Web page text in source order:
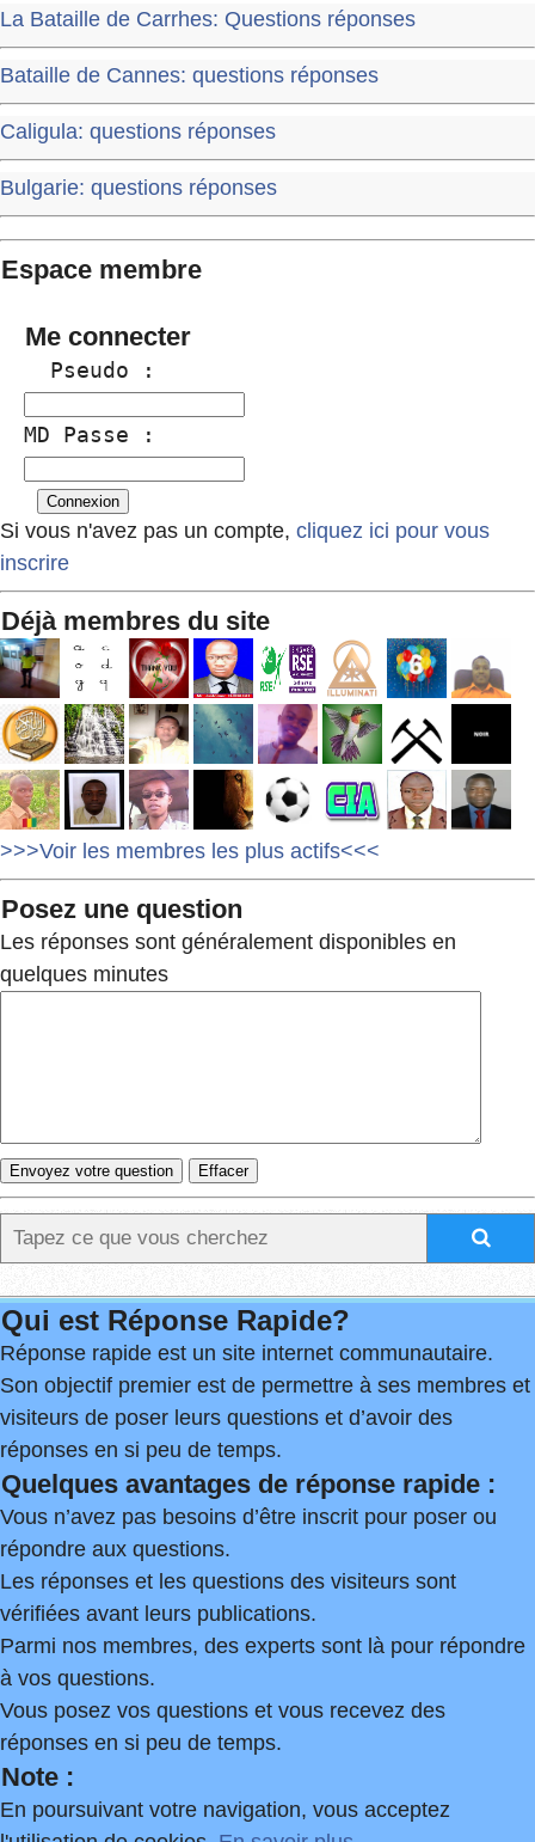
La Bataille de Carrhes: Questions réponses
Bataille de Cannes: questions réponses
Caligula: questions réponses
Bulgarie: questions réponses
Espace membre
Me connecter
  Pseudo :
MD Passe :
Si vous n'avez pas un compte, cliquez ici pour vous
inscrire
Déjà membres du site
>>>Voir les membres les plus actifs<<<
Posez une question
Les réponses sont généralement disponibles en
quelques minutes
Qui est Réponse Rapide?
Réponse rapide est un site internet communautaire.
Son objectif premier est de permettre à ses membres et
visiteurs de poser leurs questions et d’avoir des
réponses en si peu de temps.
Quelques avantages de réponse rapide :
Vous n’avez pas besoins d’être inscrit pour poser ou
répondre aux questions.
Les réponses et les questions des visiteurs sont
vérifiées avant leurs publications.
Parmi nos membres, des experts sont là pour répondre
à vos questions.
Vous posez vos questions et vous recevez des
réponses en si peu de temps.
Note :
En poursuivant votre navigation, vous acceptez